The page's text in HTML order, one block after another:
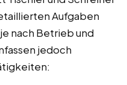
Aufgaben
nach Betrieb und
jedoch